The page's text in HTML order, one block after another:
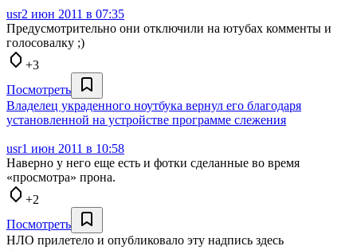
usr2 июн 2011 в 07:35
Предусмотрительно они отключили на ютубах комменты и
голосовалку ;)
+3
Посмотреть
Владелец украденного ноутбука вернул его благодаря
установленной на устройстве программе слежения
usr1 июн 2011 в 10:58
Наверно у него еще есть и фотки сделанные во время
«просмотра» прона.
+2
Посмотреть
НЛО прилетело и опубликовало эту надпись здесь